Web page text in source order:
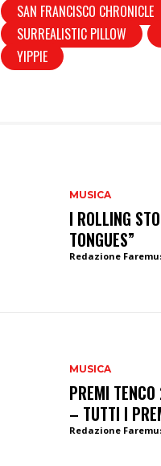
SAN FRANCISCO CHRONICLE
SURREALISTIC PILLOW
YIPPIE
MUSICA
I ROLLING
TONGUES”
Redazione
MUSICA
PREMI
– TUTTI I
Redazione